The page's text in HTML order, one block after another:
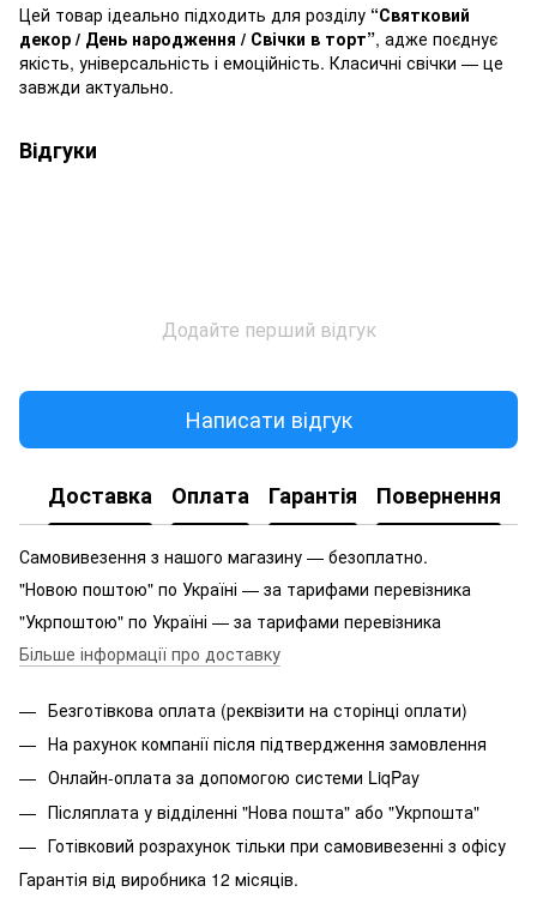
Цей товар ідеально підходить для розділу “Святковий
декор / День народження / Свічки в торт”, адже поєднує
якість, універсальність і емоційність. Класичні свічки — це
завжди актуально.
Відгуки
Додайте перший відгук
Написати відгук
Доставка Оплата Гарантія Повернення
Самовивезення з нашого магазину — безоплатно.
"Новою поштою" по Україні — за тарифами перевізника
"Укрпоштою" по Україні — за тарифами перевізника
Більше інформації про доставку
Безготівкова оплата (реквізити на сторінці оплати)
На рахунок компанії після підтвердження замовлення
Онлайн-оплата за допомогою системи LiqPay
Післяплата у відділенні "Нова пошта" або "Укрпошта"
Готівковий розрахунок тільки при самовивезенні з офісу
Гарантія від виробника 12 місяців.